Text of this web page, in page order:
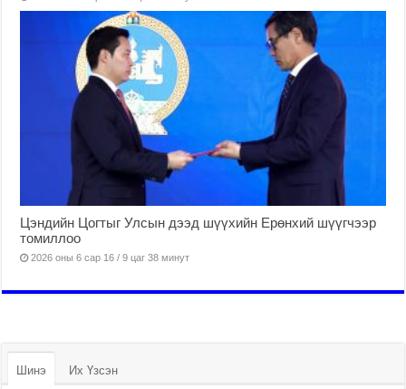
Цэндийн Цогтыг Улсын дээд шүүхийн Ерөнхий шүүгчээр
томиллоо
2026 оны 6 сар 16 / 9 цаг 38 минут
Шинэ Их Үзсэн